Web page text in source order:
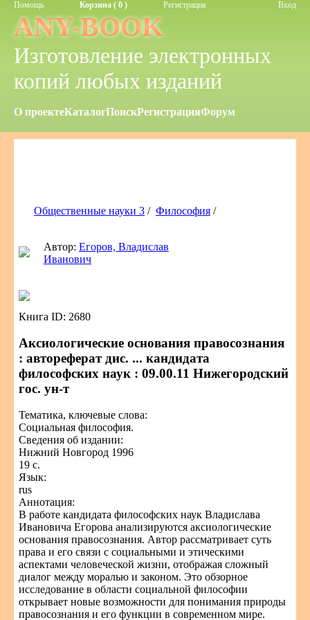
Помощь Корзина ( 0 ) Регистрация Вход
ANY-BOOK
Изготовление электронных
копий любых изданий
О проектеКаталогПоискРегистрацияФорум
Общественные науки 3 / Философия /
Автор: Егоров, Владислав
Иванович
Книга ID: 2680
Аксиологические основания правосознания
: автореферат дис. ... кандидата
философских наук : 09.00.11 Нижегородский
гос. ун-т
Тематика, ключевые слова:
Социальная философия.
Сведения об издании:
Нижний Новгород 1996
19 с.
Язык:
rus
Аннотация:
В работе кандидата философских наук Владислава
Ивановича Егорова анализируются аксиологические
основания правосознания. Автор рассматривает суть
права и его связи с социальными и этическими
аспектами человеческой жизни, отображая сложный
диалог между моралью и законом. Это обзорное
исследование в области социальной философии
открывает новые возможности для понимания природы
правосознания и его функции в современном мире.